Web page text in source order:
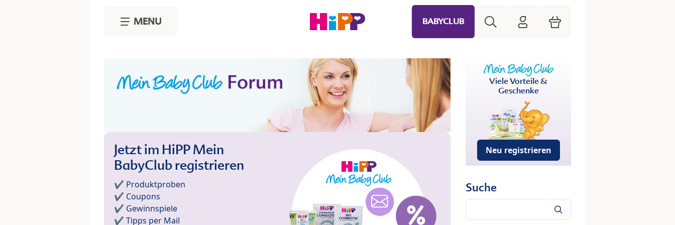
MENU BABYCLUB HiPP Mein Babyclub
Warenkorb
Jetzt im HiPP Mein
BabyClub registrieren
✔️ Produktproben
✔️ Coupons
✔️ Gewinnspiele
✔️ Tipps per Mail
Viele Vorteile &
Geschenke
Neu registrieren
Suche